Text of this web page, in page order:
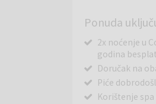
Ponuda
2x noćenje u
godina
Doručak na
Piće
Korištenje